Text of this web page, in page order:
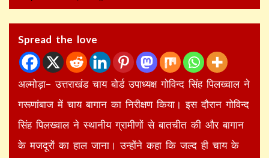
Spread the love
अल्मोड़ा– उत्तराखंड चाय बोर्ड उपाध्यक्ष गोविन्द सिंह पिलख्वाल ने
गरूणांबाज में चाय बागान का निरीक्षण किया। इस दौरान गोविन्द
सिंह पिलख्वाल ने स्थानीय ग्रामीणों से बातचीत की और बागान
के मजदूरों का हाल जाना। उन्होंने कहा कि जल्द ही चाय के